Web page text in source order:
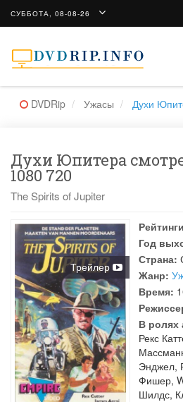
СУББОТА, 08-08-26
DVDRip Ужасы Духи
Духи Юпитера
1080 720
The Spirits of Jupiter
Трейлер
Год
Страна:
Жанр:
Время:
В ролях
Рекс
Энджел,
Фишер,
Шилдс,